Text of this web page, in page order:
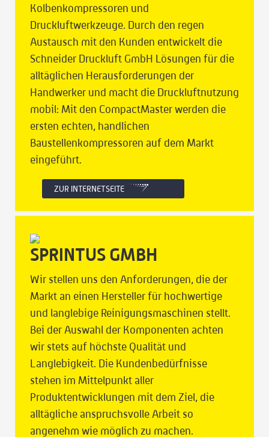
Kolbenkompressoren und
Druckluftwerkzeuge. Durch den regen
Austausch mit den Kunden entwickelt die
Schneider Druckluft GmbH Lösungen für die
alltäglichen Herausforderungen der
Handwerker und macht die Druckluftnutzung
mobil: Mit den CompactMaster werden die
ersten echten, handlichen
Baustellenkompressoren auf dem Markt
eingeführt.
ZUR INTERNETSEITE
SPRINTUS GMBH
Wir stellen uns den Anforderungen, die der
Markt an einen Hersteller für hochwertige
und langlebige Reinigungsmaschinen stellt.
Bei der Auswahl der Komponenten achten
wir stets auf höchste Qualität und
Langlebigkeit. Die Kundenbedürfnisse
stehen im Mittelpunkt aller
Produktentwicklungen mit dem Ziel, die
alltägliche anspruchsvolle Arbeit so
angenehm wie möglich zu machen.